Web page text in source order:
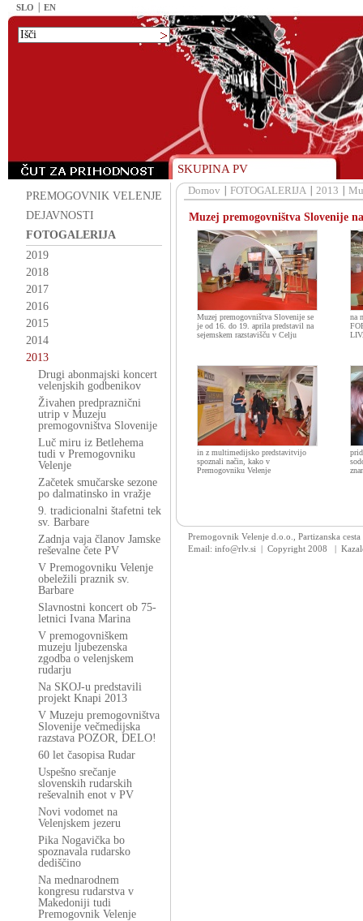
SLO EN
SKUPINA PV
PREMOGOVNIK VELENJE
DEJAVNOSTI
FOTOGALERIJA
2019
2018
2017
2016
2015
2014
2013
Drugi abonmajski koncert
velenjskih godbenikov
Živahen predpraznični
utrip v Muzeju
premogovništva Slovenije
Luč miru iz Betlehema
tudi v Premogovniku
Velenje
Začetek smučarske sezone
po dalmatinsko in vražje
9. tradicionalni štafetni tek
sv. Barbare
Zadnja vaja članov Jamske
reševalne čete PV
V Premogovniku Velenje
obeležili praznik sv.
Barbare
Slavnostni koncert ob 75-
letnici Ivana Marina
V premogovniškem
muzeju ljubezenska
zgodba o velenjskem
rudarju
Na SKOJ-u predstavili
projekt Knapi 2013
V Muzeju premogovništva
Slovenije večmedijska
razstava POZOR, DELO!
60 let časopisa Rudar
Uspešno srečanje
slovenskih rudarskih
reševalnih enot v PV
Novi vodomet na
Velenjskem jezeru
Pika Nogavička bo
spoznavala rudarsko
dediščino
Na mednarodnem
kongresu rudarstva v
Makedoniji tudi
Premogovnik Velenje
Domov FOTOGALERIJA 2013
Muzej premogovništva Slovenije
Muzej premogovništva Slovenije se
je od 16. do 19. aprila predstavil na
sejemskem razstavišču v Celju
na
in z multimedijsko predstavitvijo
spoznali način, kako v
Premogovniku Velenje
Premogovnik Velenje d.o.o., Partizanska
Email: info@rlv.si | Copyright 2008
|